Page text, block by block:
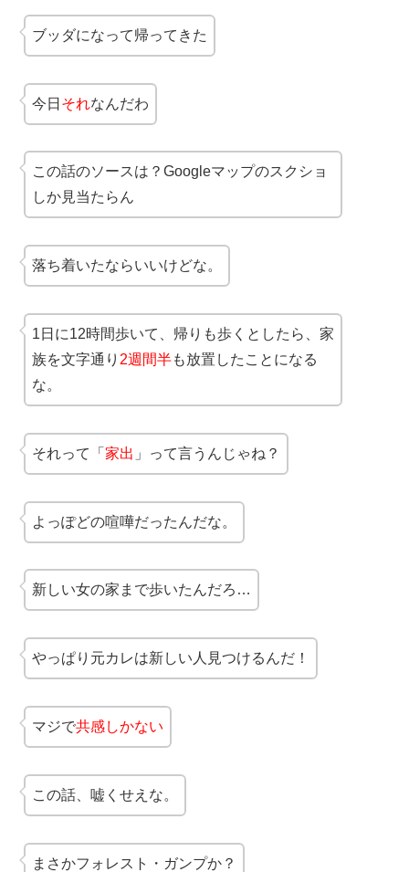
ブッダになって帰ってきた
今日 それなんだわ
この話のソースは？Googleマップのスクショ
しか見当たらん
落ち着いたならいいけどな。
1日に12時間歩いて、帰りも歩くとしたら、家
族を文字通り 2週間半も放置したことになる
な。
それって「 家出 」って言うんじゃね？
よっぽどの喧嘩だったんだな。
新しい女の家まで歩いたんだろ…
やっぱり元カレは新しい人見つけるんだ！
マジで共感しかない
この話、嘘くせえな。
まさかフォレスト・ガンプか？